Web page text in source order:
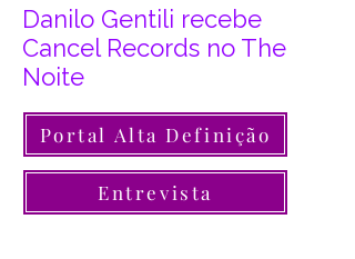
Danilo Gentili recebe
Cancel Records no The
Noite
Portal Alta Definição
Entrevista